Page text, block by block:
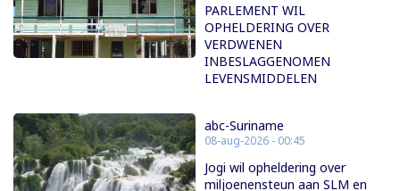
PARLEMENT WIL
OPHELDERING OVER
VERDWENEN
INBESLAGGENOMEN
LEVENSMIDDELEN
abc-Suriname
08-aug-2026 - 00:45
Jogi wil opheldering over
miljoenensteun aan SLM en